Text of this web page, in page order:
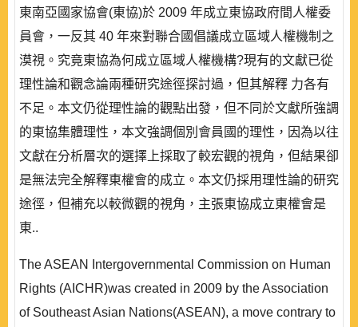
東南亞國家協會(東協)於 2009 年成立東協政府間人權委
員會，一反其 40 年來對聯合國倡議成立區域人權機制之
漠視。究竟東協為何成立區域人權機構?現有的文獻已從
理性論和觀念論兩種研究途徑探討過，但其解釋 力各有
不足。本文仍從理性論的觀點出發，但不同於文獻所強調
的東協集體理性，本文強調個別會員國的理性，因為以往
文獻在分析層次的選擇上採取了較宏觀的視角，但結果卻
是無法完全解釋東權會的成立。本文仍採用理性論的研究
途徑，但補充以較微觀的視角，主張東協成立東權會是
東..
The ASEAN Intergovernmental Commission on Human
Rights (AICHR)was created in 2009 by the Association
of Southeast Asian Nations(ASEAN), a move contrary to